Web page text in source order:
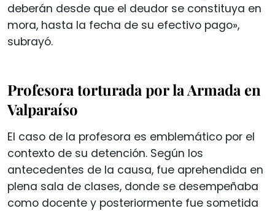
deberán desde que el deudor se constituya en
mora, hasta la fecha de su efectivo pago»,
subrayó.
Profesora torturada por la Armada en
Valparaíso
El caso de la profesora es emblemático por el
contexto de su detención. Según los
antecedentes de la causa, fue aprehendida en
plena sala de clases, donde se desempeñaba
como docente y posteriormente fue sometida